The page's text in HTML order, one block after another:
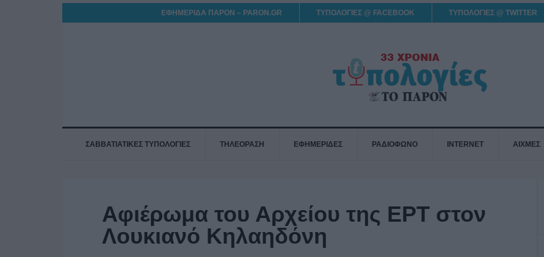
ΕΦΗΜΕΡΙΔΑ ΠΑΡΟΝ – PARON.GR ΤΥΠΟΛΟΓΙΕΣ @ FACEBOOK ΤΥΠΟΛΟΓΙΕΣ @ TWITTER
ΣΑΒΒΑΤΙΑΤΙΚΕΣ ΤΥΠΟΛΟΓΙΕΣ ΤΗΛΕΟΡΑΣΗ ΕΦΗΜΕΡΙΔΕΣ ΡΑΔΙΟΦΩΝΟ INTERNET ΑΙΧΜΕΣ
Αφιέρωμα του Αρχείου της ΕΡΤ στον
Λουκιανό Κηλαηδόνη